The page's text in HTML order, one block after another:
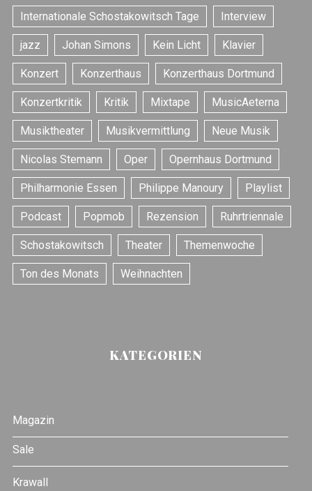
Internationale Schostakowitsch Tage Interview
jazz Johan Simons Kein Licht Klavier
Konzert Konzerthaus Konzerthaus Dortmund
Konzertkritik Kritik Mixtape MusicAeterna
Musiktheater Musikvermittlung Neue Musik
Nicolas Stemann Oper Opernhaus Dortmund
Philharmonie Essen Philippe Manoury Playlist
Podcast Popmob Rezension Ruhrtriennale
Schostakowitsch Theater Themenwoche
Ton des Monats Weihnachten
KATEGORIEN
Magazin
Sale
Krawall
S
e
a
r
c
h
f
o
r
: